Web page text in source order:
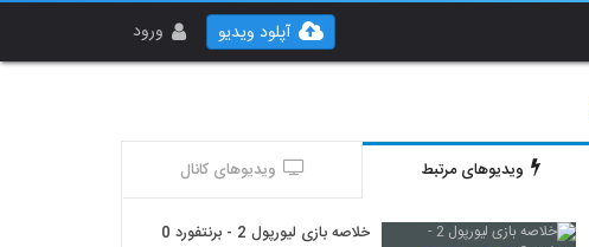
ورود آپلود ویدیو
ویدیوهای مرتبط ویدیوهای کانال
خلاصه بازی لیورپول 2 - برنتفورد 0